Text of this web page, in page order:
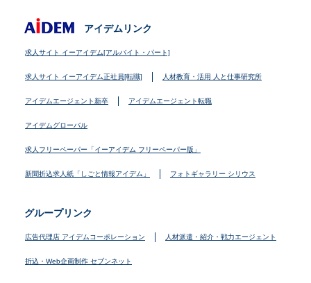
アイデムリンク
求人サイト イーアイデム[アルバイト・パート]
求人サイト イーアイデム正社員[転職] 人材教育・活用 人と仕事研究所
アイデムエージェント新卒 アイデムエージェント転職
アイデムグローバル
求人フリーペーパー「イーアイデム フリーペーパー版」
新聞折込求人紙「しごと情報アイデム」 フォトギャラリー シリウス
グループリンク
広告代理店 アイデムコーポレーション 人材派遣・紹介・戦力エージェント
折込・Web企画制作 セブンネット